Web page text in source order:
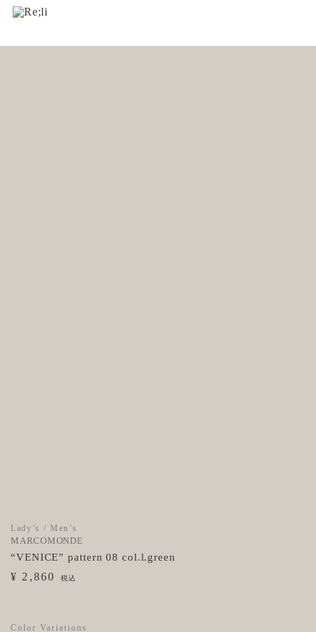
Lady’s / Men’s
MARCOMONDE
“VENICE” pattern 08 col.l.green
¥ 2,860 税込
Color Variations